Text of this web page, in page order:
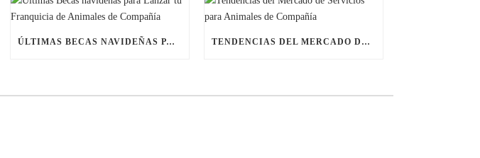
ÚLTIMAS BECAS NAVIDEÑAS PARA LANZAR TU FRANQUICIA DE ANIMALES DE COMPAÑÍA TENDENCIAS DEL MERCADO DE SERVICIOS PARA ANIMALES DE COMPAÑÍA